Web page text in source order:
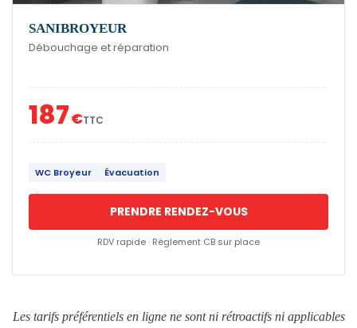
SANIBROYEUR
Débouchage et réparation
187€TTC
WC Broyeur Évacuation
PRENDRE RENDEZ-VOUS
RDV rapide · Règlement CB sur place
Les tarifs préférentiels en ligne ne sont ni rétroactifs ni applicables